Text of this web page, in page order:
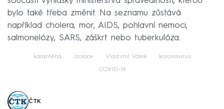
bylo také třeba změnit. Na seznamu zůstává
například cholera, mor, AIDS, pohlavní nemoci,
salmonelózy, SARS, záškrt nebo tuberkulóza.
karanténa izolace Vlastimil Válek koronavirus
COVID-19
ČTK